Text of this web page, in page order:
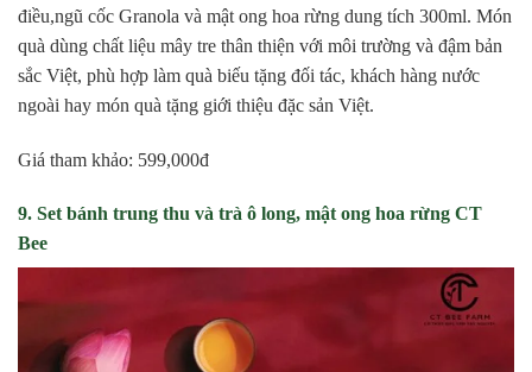
điều,ngũ cốc Granola và mật ong hoa rừng dung tích 300ml. Món
quà dùng chất liệu mây tre thân thiện với môi trường và đậm bản
sắc Việt, phù hợp làm quà biếu tặng đối tác, khách hàng nước
ngoài hay món quà tặng giới thiệu đặc sản Việt.
Giá tham khảo: 599,000đ
9. Set bánh trung thu và trà ô long, mật ong hoa rừng CT
Bee